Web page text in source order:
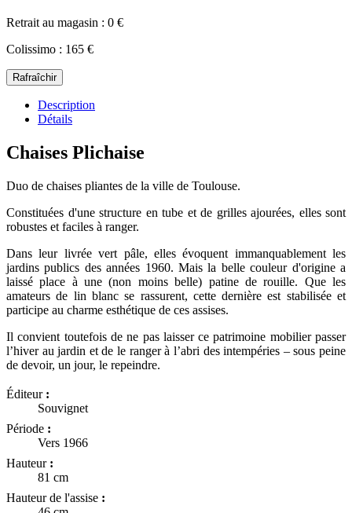
Retrait au magasin : 0 €
Colissimo : 165 €
Description
Détails
Chaises Plichaise
Duo de chaises pliantes de la ville de Toulouse.
Constituées d'une structure en tube et de grilles ajourées, elles sont
robustes et faciles à ranger.
Dans leur livrée vert pâle, elles évoquent immanquablement les
jardins publics des années 1960. Mais la belle couleur d'origine a
laissé place à une (non moins belle) patine de rouille. Que les
amateurs de lin blanc se rassurent, cette dernière est stabilisée et
participe au charme esthétique de ces assises.
Il convient toutefois de ne pas laisser ce patrimoine mobilier passer
l’hiver au jardin et de le ranger à l’abri des intempéries – sous peine
de devoir, un jour, le repeindre.
Éditeur :
Souvignet
Période :
Vers 1966
Hauteur :
81 cm
Hauteur de l'assise :